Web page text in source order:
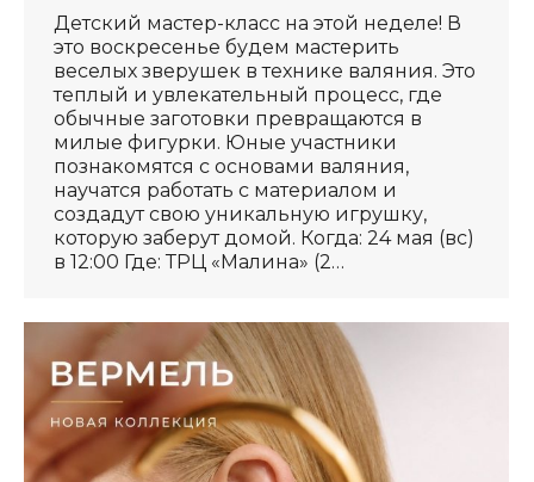
Детский мастер-класс на этой неделе! В
это воскресенье будем мастерить
веселых зверушек в технике валяния. Это
теплый и увлекательный процесс, где
обычные заготовки превращаются в
милые фигурки. Юные участники
познакомятся с основами валяния,
научатся работать с материалом и
создадут свою уникальную игрушку,
которую заберут домой. Когда: 24 мая (вс)
в 12:00 Где: ТРЦ «Малина» (2…